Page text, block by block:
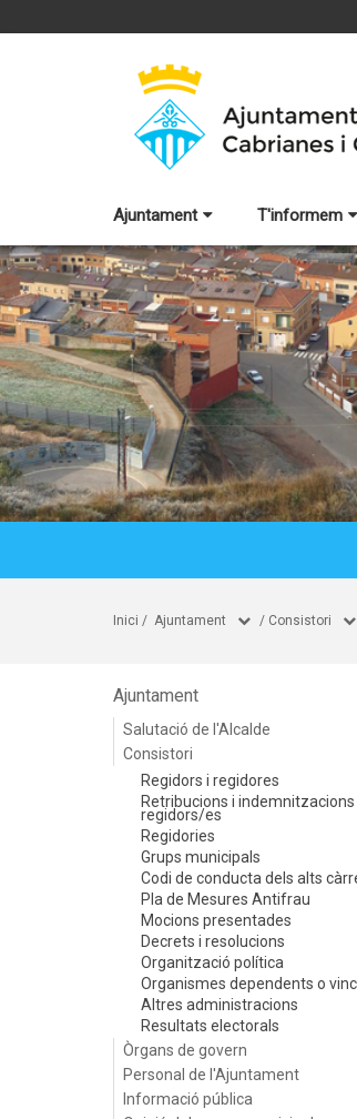
Ajuntament T'informem
Inici / Ajuntament / Consistori
Ajuntament
Salutació de l'Alcalde
Consistori
Regidors i regidores
Retribucions i indemnitzacions
regidors/es
Regidories
Grups municipals
Codi de conducta dels alts
Pla de Mesures Antifrau
Mocions presentades
Decrets i resolucions
Organització política
Organismes dependents o
Altres administracions
Resultats electorals
Òrgans de govern
Personal de l'Ajuntament
Informació pública